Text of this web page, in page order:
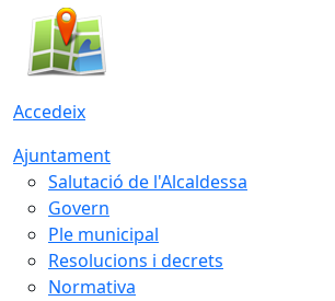
Accedeix
Ajuntament
Salutació de l'Alcaldessa
Govern
Ple municipal
Resolucions i decrets
Normativa